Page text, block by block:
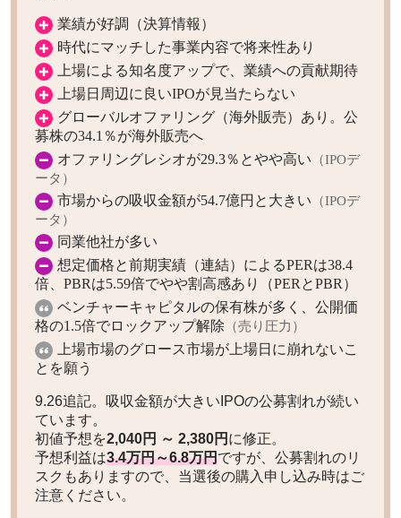
業績が好調（決算情報）
時代にマッチした事業内容で将来性あり
上場による知名度アップで、業績への貢献期待
上場日周辺に良いIPOが見当たらない
グローバルオファリング（海外販売）あり。公
募株の34.1％が海外販売へ
オファリングレシオが29.3％とやや高い （IPOデ
ータ）
市場からの吸収金額が54.7億円と大きい （IPOデ
ータ）
同業他社が多い
想定価格 と前期実績（連結）によるPERは38.4
倍、PBRは5.59倍でやや割高感あり（PERとPBR）
ベンチャーキャピタルの保有株が多く、公開価
格の1.5倍でロックアップ解除 （売り圧力）
上場市場のグロース市場が上場日に崩れないこ
とを願う
9.26追記。吸収金額が大きいIPOの公募割れが続い
ています。
初値予想を2,040円 ～ 2,380円 に修正。
予想利益は3.4万円～6.8万円ですが、公募割れのリ
スクもありますので、当選後の購入申し込み時はご
注意ください。